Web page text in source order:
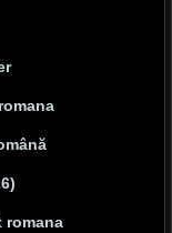
romana